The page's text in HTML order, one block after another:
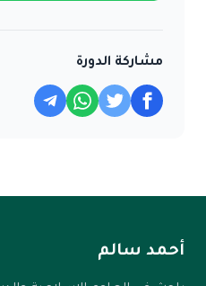
مشاركة الدورة
أحمد سالم